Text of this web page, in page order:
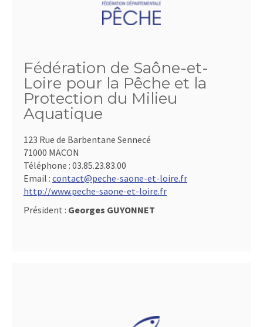
Fédération de Saône-et-
Loire pour la Pêche et la
Protection du Milieu
Aquatique
123 Rue de Barbentane Sennecé
71000 MACON
Téléphone : 03.85.23.83.00
Email : contact@peche-saone-et-loire.fr
http://www.peche-saone-et-loire.fr
Président : Georges GUYONNET